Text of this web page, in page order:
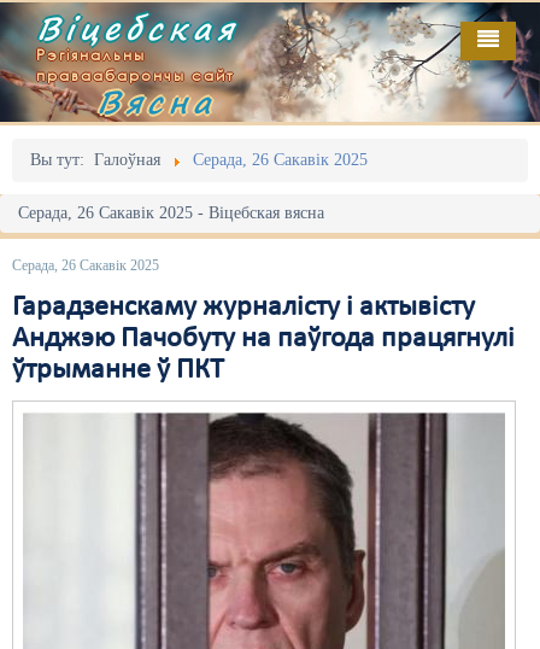
Віцебская
Рэгіянальны
праваабарончы сайт
Вясна
Вы тут: Галоўная Серада, 26 Сакавік 2025
Серада, 26 Сакавік 2025 - Віцебская вясна
Серада, 26 Сакавік 2025
Гарадзенскаму журналісту і актывісту
Анджэю Пачобуту на паўгода працягнулі
ўтрыманне ў ПКТ
Галоўная
Адміністрацыйны перасьлед
Акцыі
Выбары
Грамадзянскія ініцыятывы
Дзяржава
Дыскрымінацыя
Культурныя правы
Выданьні
Відэа
Пра нас
RSS